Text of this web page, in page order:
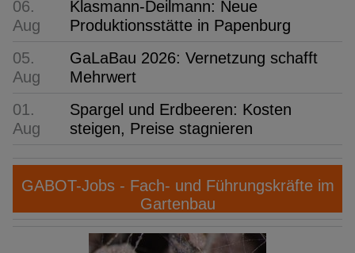
06.
Aug
Klasmann-Deilmann: Neue
Produktionsstätte in Papenburg
05.
Aug
GaLaBau 2026: Vernetzung schafft
Mehrwert
01.
Aug
Spargel und Erdbeeren: Kosten
steigen, Preise stagnieren
GABOT-Jobs - Fach- und Führungskräfte im
Gartenbau